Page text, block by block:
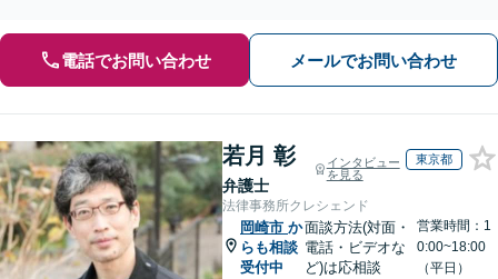
電話でお問い合わせ メールでお問い合わせ
若月 彰
弁護士
インタビュー
を見る
東京都
法律事務所クレシェンド
岡崎市 か
らも相談
受付中
面談方法(対面・
電話・ビデオな
ど)は応相談
営業時間：1
0:00~18:00
（平日）